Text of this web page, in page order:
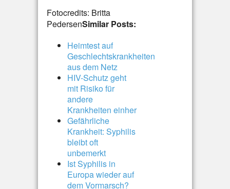
Fotocredits: Britta
PedersenSimilar Posts:
Heimtest auf
Geschlechtskrankheiten
aus dem Netz
HIV-Schutz geht
mit Risiko für
andere
Krankheiten einher
Gefährliche
Krankheit: Syphilis
bleibt oft
unbemerkt
Ist Syphilis in
Europa wieder auf
dem Vormarsch?